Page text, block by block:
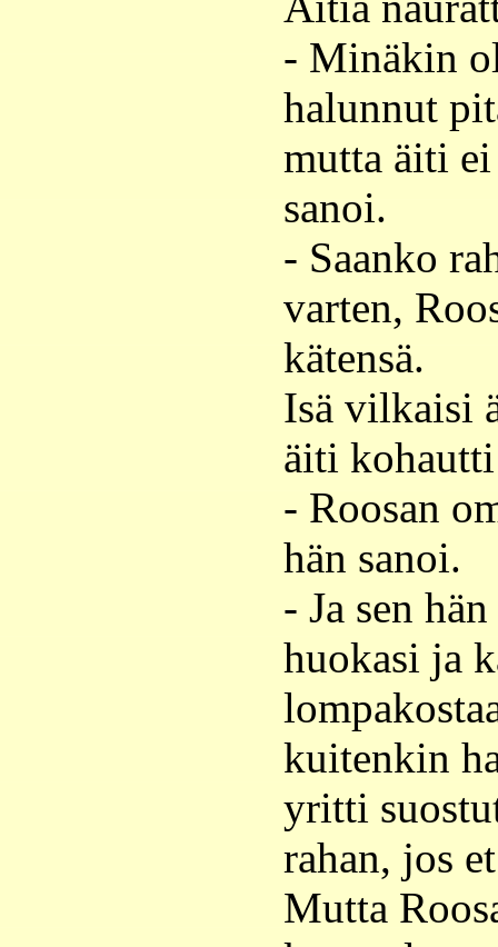
- Minäkin
halunnut
mutta äiti
sanoi.
- Saanko
varten,
kätensä.
Isä vilkaisi
äiti
- Roosan
hän sanoi.
- Ja sen
huokasi ja
kuitenkin
yritti
rahan, jos
Mutta